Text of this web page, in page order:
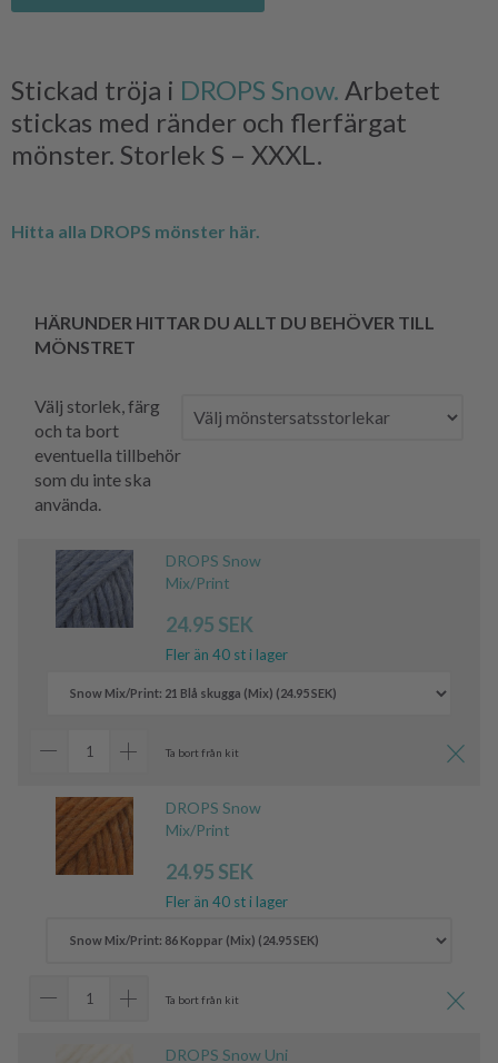
Stickad tröja i DROPS Snow. Arbetet
stickas med ränder och flerfärgat
mönster. Storlek S – XXXL.
Hitta alla DROPS mönster här.
HÄRUNDER HITTAR DU ALLT DU BEHÖVER TILL
MÖNSTRET
Välj storlek, färg
och ta bort
eventuella tillbehör
som du inte ska
använda.
DROPS Snow
Mix/Print
24.95 SEK
Fler än 40 st i lager
Ta bort från kit
DROPS Snow
Mix/Print
24.95 SEK
Fler än 40 st i lager
Ta bort från kit
DROPS Snow Uni